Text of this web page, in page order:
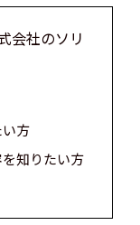
会社のソリ
方
知りたい方